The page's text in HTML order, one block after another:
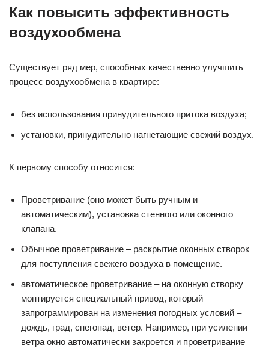
Как повысить эффективность
воздухообмена
Существует ряд мер, способных качественно улучшить
процесс воздухообмена в квартире:
без использования принудительного притока воздуха;
установки, принудительно нагнетающие свежий воздух.
К первому способу относится:
Проветривание (оно может быть ручным и
автоматическим), установка стенного или оконного
клапана.
Обычное проветривание – раскрытие оконных створок
для поступления свежего воздуха в помещение.
автоматическое проветривание – на оконную створку
монтируется специальный привод, который
запрограммирован на изменения погодных условий –
дождь, град, снегопад, ветер. Например, при усилении
ветра окно автоматически закроется и проветривание